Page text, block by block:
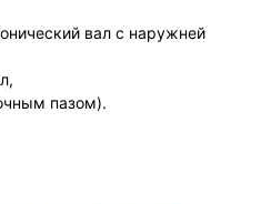
вал с наружней
пазом).